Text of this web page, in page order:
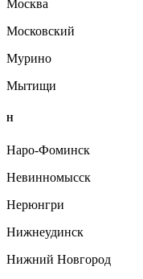
Москва
Московский
Мурино
Мытищи
Н
Наро-Фоминск
Невинномысск
Нерюнгри
Нижнеудинск
Нижний Новгород